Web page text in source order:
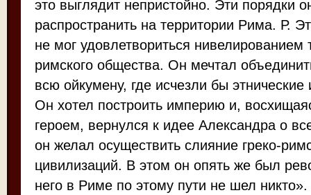
это выглядит непристойно. Эти порядки
распространить на территории Рима. Р.
не мог удовлетвориться нивелированием
римского общества. Он мечтал
всю ойкумену, где исчезли бы
Он хотел построить империю и,
героем, вернулся к идее Александра о
он желал осуществить слияние греко-
цивилизаций. В этом он опять же был
него в Риме по этому пути не шел